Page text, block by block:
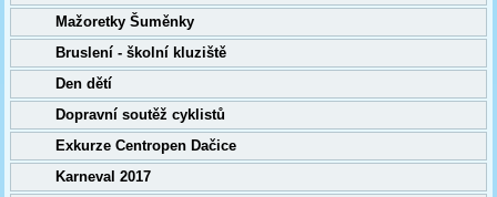
Mažoretky Šuměnky
Bruslení - školní kluziště
Den dětí
Dopravní soutěž cyklistů
Exkurze Centropen Dačice
Karneval 2017